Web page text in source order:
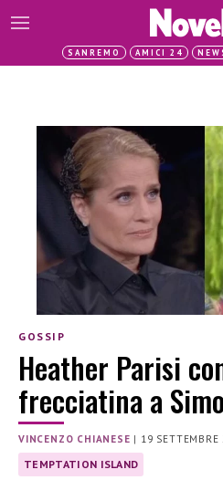
SANREMO AMICI 24
GOSSIP
Heather Parisi
frecciatina a
VINCENZO CHIANESE | 19 SETTEMBRE
TEMPTATION ISLAND